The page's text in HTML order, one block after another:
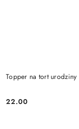
Topper na tort
Cena:
22.00